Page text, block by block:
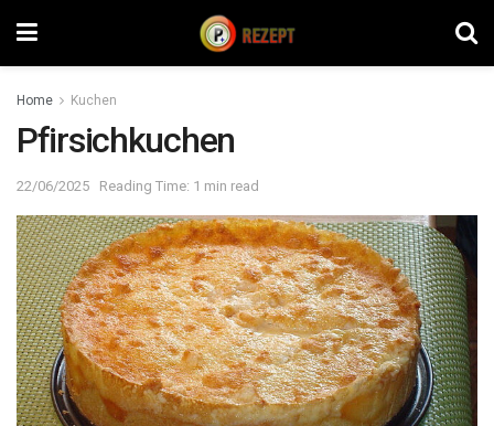
Home Kuchen
Pfirsichkuchen
22/06/2025 Reading Time: 1 min read